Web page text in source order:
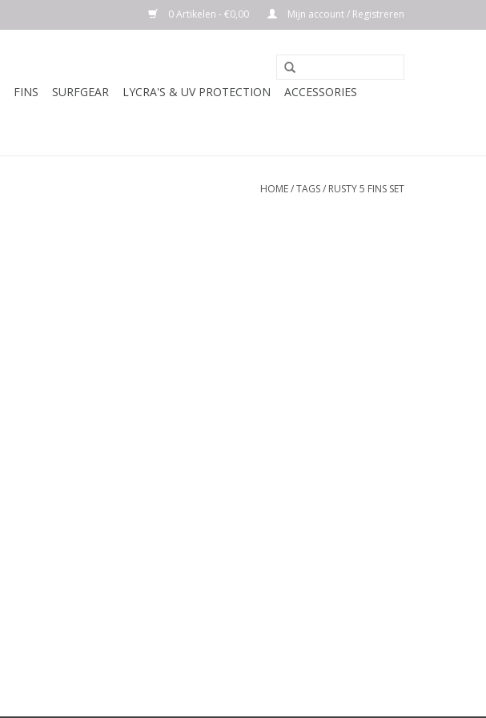
0 Artikelen - €0,00 Mijn account / Registreren
FINS SURFGEAR LYCRA'S & UV PROTECTION
ACCESSORIES
HOME/TAGS/ RUSTY 5 FINS SET